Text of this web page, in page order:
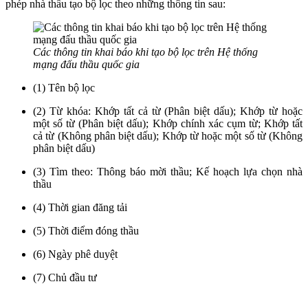
phép nhà thầu tạo bộ lọc theo những thông tin sau:
Các thông tin khai báo khi tạo bộ lọc trên Hệ thống
mạng đấu thầu quốc gia
(1) Tên bộ lọc
(2) Từ khóa: Khớp tất cả từ (Phân biệt dấu); Khớp từ hoặc
một số từ (Phân biệt dấu); Khớp chính xác cụm từ; Khớp tất
cả từ (Không phân biệt dấu); Khớp từ hoặc một số từ (Không
phân biệt dấu)
(3) Tìm theo: Thông báo mời thầu; Kế hoạch lựa chọn nhà
thầu
(4) Thời gian đăng tải
(5) Thời điểm đóng thầu
(6) Ngày phê duyệt
(7) Chủ đầu tư